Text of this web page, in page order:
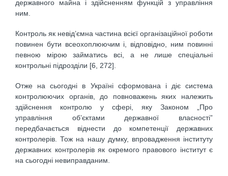
державного майна і здійсненням функцій з управління
ним.
Контроль як невід’ємна частина всієї організаційної роботи
повинен бути всеохоплюючим і, відповідно, ним повинні
певною мірою займатись всі, а не лише спеціальні
контрольні підрозділи [6, 272].
Отже на сьогодні в Україні сформована і діє система
контролюючих органів, до повноважень яких належить
здійснення контролю у сфері, яку Законом „Про
управління об’єктами державної власності”
передбачається віднести до компетенції державних
контролерів. Тож на нашу думку, впровадження інституту
державних контролерів як окремого правового інститут є
на сьогодні невиправданим.